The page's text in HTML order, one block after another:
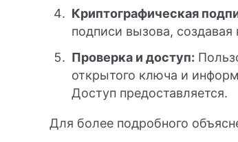
Криптографическая
подписи вызова,
Проверка и доступ:
открытого ключа и
Доступ предоставляется.
Для более подробного